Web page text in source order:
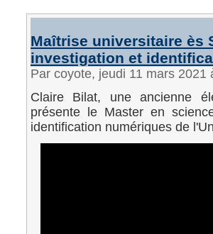
Maîtrise universitaire ès
investigation et
Par coyote, jeudi 11 mars
Claire Bilat, une ancienne
présente le Master en
identification numériques de